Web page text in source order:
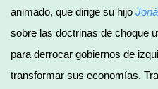
animado, que dirige su hijo
sobre las doctrinas de choque
para derrocar gobiernos de
transformar sus economías.